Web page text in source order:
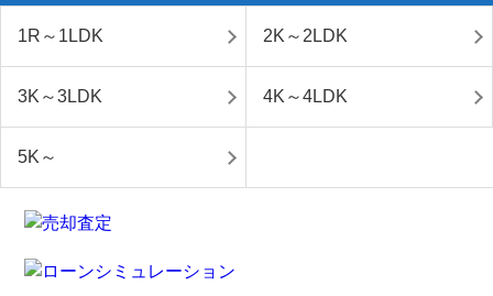
1R～1LDK 2K～2LDK
3K～3LDK 4K～4LDK
5K～